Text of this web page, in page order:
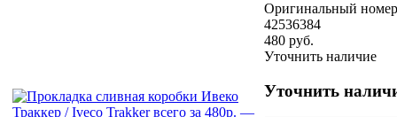
Оригинальный
42536384
480 руб.
Уточнить наличие
Уточнить